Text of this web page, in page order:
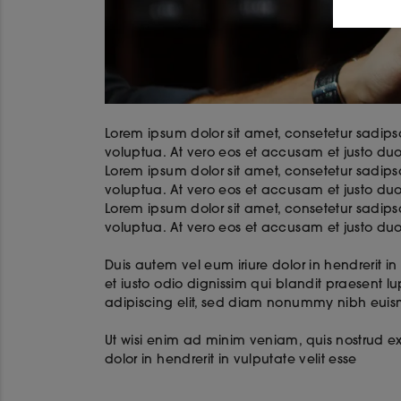
Lorem ipsum dolor sit amet, consetetur
voluptua. At vero eos et accusam et justo
Lorem ipsum dolor sit amet, consetetur
voluptua. At vero eos et accusam et justo
Lorem ipsum dolor sit amet, consetetur
voluptua. At vero eos et accusam et justo
Duis autem vel eum iriure dolor in hendrerit
et iusto odio dignissim qui blandit praesent
adipiscing elit, sed diam nonummy nibh
Ut wisi enim ad minim veniam, quis nostrud
dolor in hendrerit in vulputate velit esse